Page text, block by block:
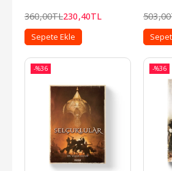
360,00TL230,40TL
Sepete Ekle
503,00
-%36 -%36